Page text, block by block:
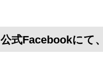
公式Facebookにて